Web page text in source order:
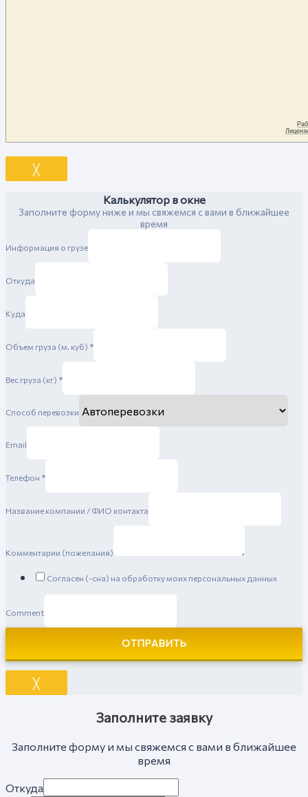
╳
Калькулятор в окне
Заполните форму ниже и мы свяжемся с вами в ближайшее
время
Информация о грузе
Откуда
Куда
Объем груза (м. куб) *
Вес груза (кг) *
Способ перевозки
Email
Телефон *
Название компании / ФИО контакта
Комментарии (пожелания)
Согласен (-сна) на обработку моих персональных данных
Comment
ОТПРАВИТЬ
╳
Заполните заявку
Заполните форму и мы свяжемся с вами в ближайшее
время
Откуда